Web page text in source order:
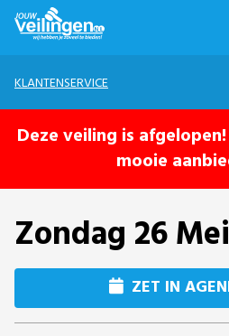
KLANTENSERVICE
Deze veiling is
mooie
Zondag 26
ZET IN